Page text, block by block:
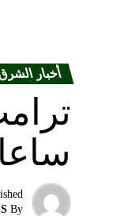
أخبار
By